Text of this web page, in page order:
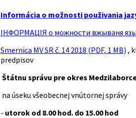
Informácia o možnosti použivania
ІНФОРМАЦІЯ о можности вжываня
Smernica MV SR č. 14 2018 (PDF, 1 MB) ,
predpisov
Štátnu správu pre okres
na úseku všeobecnej vnútornej správy
- utorok od 8.00 hod. do 15.00 hod